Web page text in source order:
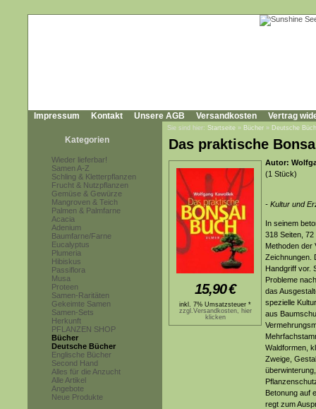
Impressum Kontakt Unsere AGB Versandkosten Vertrag
Kategorien
Wieder lieferbar!
Samen A-Z
Schling & Kletterpflanzen
Frucht & Nutzpflanzen
Gemüse & Gewürze
Mangroven & Teich
Palmen & Palmfarne
Acacia
Adenium
Baumfarne/Farne
Eucalyptus
Plumeria
Hibiskus
Passiflora
Musa
Proteen
Samen-Raritäten
Gekeimte Samen
Samen-Sets
Herkunft
PFLANZEN SHOP
Bücher
Deutsche Bücher
Englische Bücher
Second Hand
Alles für die Anzucht
Alle Artikel
Angebote
Neue Produkte
Sie sind hier: Startseite » Bücher » Deutsche
Das praktische
15,90€
inkl. 7% Umsatzsteuer *
zzgl.Versandkosten, hier
klicken
Autor:
(1 Stück)
- Kultur und
In seinem
318 Seiten,
Methoden der
Zeichnungen.
Handgriff vor.
Probleme
das
spezielle
aus
Waldformen,
Zweige,
Betonung auf
regt zum